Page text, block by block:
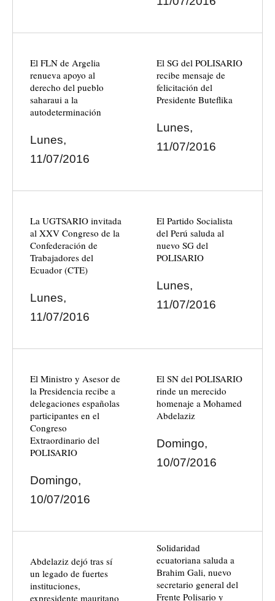
El FLN de Argelia
renueva apoyo al
derecho del pueblo
saharaui a la
autodeterminación
Lunes,
11/07/2016
El SG del POLISARIO
recibe mensaje de
felicitación del
Presidente Buteflika
Lunes,
11/07/2016
La UGTSARIO invitada
al XXV Congreso de la
Confederación de
Trabajadores del
Ecuador (CTE)
Lunes,
11/07/2016
El Partido Socialista
del Perú saluda al
nuevo SG del
POLISARIO
Lunes,
11/07/2016
El Ministro y Asesor de
la Presidencia recibe a
delegaciones españolas
participantes en el
Congreso
Extraordinario del
POLISARIO
Domingo,
10/07/2016
El SN del POLISARIO
rinde un merecido
homenaje a Mohamed
Abdelaziz
Domingo,
10/07/2016
Abdelaziz dejó tras sí
un legado de fuertes
instituciones,
expresidente mauritano
Solidaridad
ecuatoriana saluda a
Brahim Gali, nuevo
secretario general del
Frente Polisario y